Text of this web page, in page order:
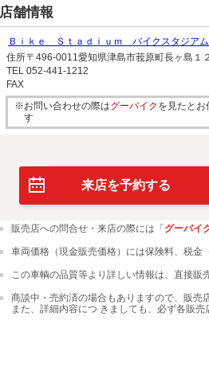
店舗情報
Ｂｉｋｅ Ｓｔａｄｉｕｍ バイクスタジア
住所〒496-0011愛知県津島市莪原町長ヶ島１２
TEL 052-441-1212
FAX
※お問い合わせの際はグーバイク を見たとお
す
来店を予約する
販売店への問合せ・来店の際には「グーバイ
車両価格（現金販売価格）には保険料、税金
この車輌の品質等より詳しい情報は、直接販
商談中・売約済の場合もありますので、販売
また、詳細内容につ きましても、必ず各販